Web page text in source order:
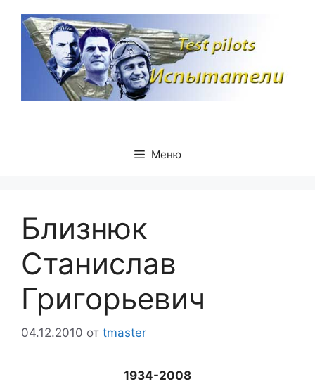
содержимому
Меню
Близнюк
Станислав
Григорьевич
04.12.2010 от tmaster
1934-2008